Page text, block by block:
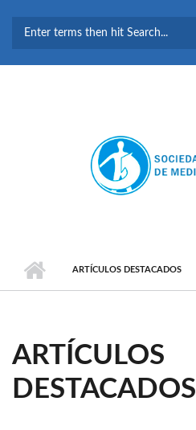
BÚSQUEDA
ARTÍCULOS DESTACADOS
ARTÍCULOS
DESTACADOS